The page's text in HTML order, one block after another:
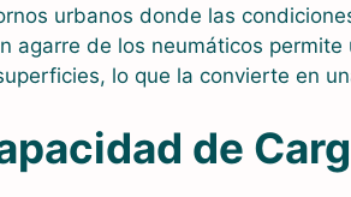
urbanos donde las
agarre de los neumáticos
lo que la convierte en
de